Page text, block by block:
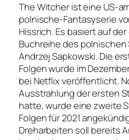
The Witcher ist eine US-
polnische-Fantasyserie
Hissrich. Es basiert auf
Buchreihe des
Andrzej Sapkowski. Die
Folgen wurde im
bei Netflix veröffentlicht.
Ausstrahlung der ersten
hatte, wurde eine zweite
Folgen für 2021
Dreharbeiten soll bereits